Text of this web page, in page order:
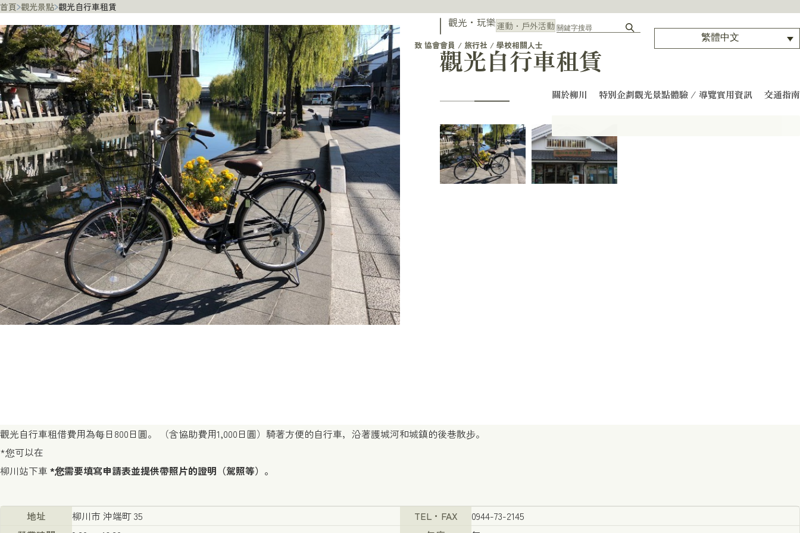
關於柳川 特別企劃觀光景點體驗 / 導覽實用資訊 交通指南
致 協會會員 / 旅行社 / 學校相關人士
繁體中文
首頁 觀光景點 觀光自行車租賃
觀光自行車租賃
觀光・玩樂運動・戶外活動
觀光自行車租借費用為每日800日圓。 （含協助費用1,000日圓）騎著方便的自行車，沿著護城河和城鎮的後巷散步。
*您可以在
柳川站下車 *您需要填寫申請表並提供帶照片的證明（駕照等）。
地址 柳川市 沖端町 35 TEL・FAX
0944-73-2145